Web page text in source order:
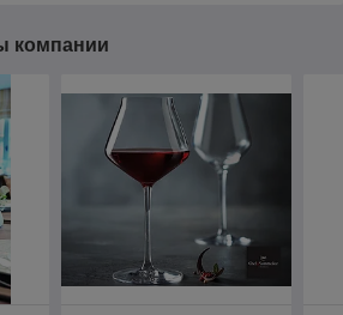
компании